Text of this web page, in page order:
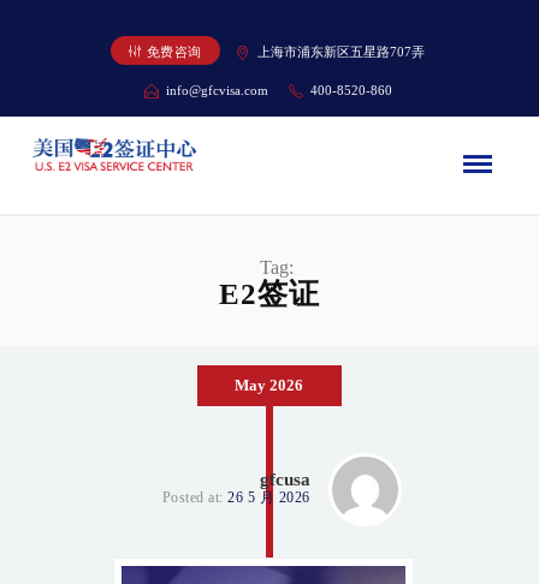
免费咨询 上海市浦东新区五星路707弄
info@gfcvisa.com 400-8520-860
Tag:
E2签证
May 2026
gfcusa
Posted at:26 5 月 2026